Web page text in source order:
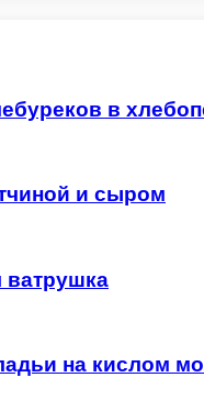
в
и сыром
ватрушка
на кислом